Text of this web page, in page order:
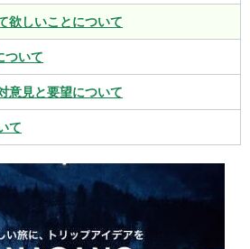
欲しいことについて
ついて
意見と要望について
て